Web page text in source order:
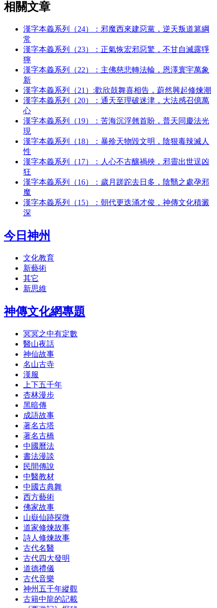
相關文章
漢字本義系列（24）：邪魔西來建惡黨，逆天叛道篡綱
常
漢字本義系列（23）：正氣恢宏邪惡驚，不甘自滅露猙
獰
漢字本義系列（22）：主佛慈悲轉法輪，恩澤寰宇萬象
新
漢字本義系列（21）:歡欣鼓舞喜相告，蔚然興起修煉潮
漢字本義系列（20）：通天至理破迷津，大法感召億萬
心
漢字本義系列（19）：苦海沉浮翹首盼，普天同慶法光
現
漢字本義系列（18）：暴殄天物毀文明，陰狠毒辣滅人
性
漢字本義系列（17）：人心不古釀禍殃，邪靈出世逞凶
狂
漢字本義系列（16）：歲月蹉跎去日多，陰翳之處孕邪
魔
漢字本義系列（15）：朝代更迭涌才俊，神傳文化積澱
深
今日神州
文化教育
新藝術
其它
新思維
神傳文化網專題
冥冥之中有定數
醫山夜話
神仙故事
名山古寺
漢服
上下五千年
杏林漫步
黑暗傳
成語故事
著名古塔
著名古橋
中國曆法
書法漫談
民間傳說
中醫教材
中國古典舞
西方藝術
佛家故事
山嶽仙跡探微
道家修煉故事
詩人修煉故事
古代名醫
古代四大發明
道德禮儀
古代音樂
神州五千年縱觀
古籍中龍的記載